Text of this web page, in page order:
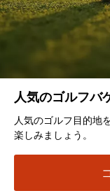
人気のゴルフバ
人気のゴルフ目的地
楽しみましょう。